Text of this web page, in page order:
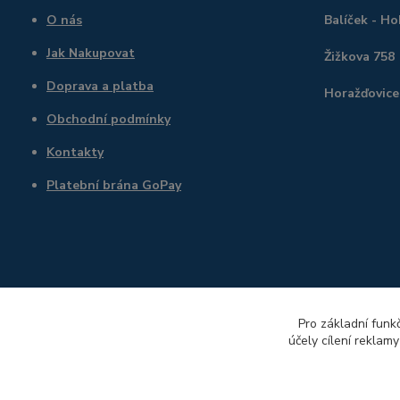
O nás
Jak Nakupovat
Doprava a platba
Obchodní podmínky
Kontakty
Platební brána GoPay
Balíček -
Žižkova 758
Pro základní
účely cílení